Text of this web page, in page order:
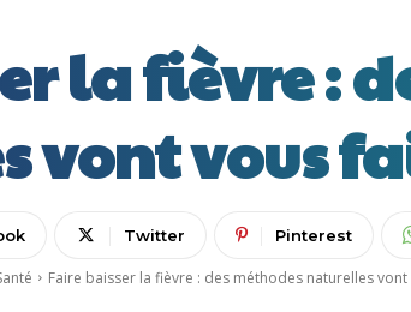
la fièvre :
vont vous
Twitter Pinterest
Faire baisser la fièvre : des méthodes naturelles